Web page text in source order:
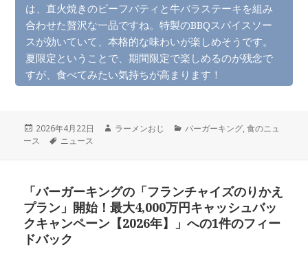
は、直火焼きのビーフパティと牛バラステーキを組み
合わせた贅沢な一品ですね。特製のBBQスパイスソー
スが効いていて、本格的な味わいが楽しめそうです。
夏限定ということで、期間限定で楽しめるのが残念で
すが、食べてみたい気持ちが高まります！
投
稿
2026年4月22日
作
ラーメンおじ
カ
バーガーキング,食のニュ
ース
タ
ニュース
「バーガーキングの「フランチャイズのりかえ
プラン」開始！最大4,000万円キャッシュバッ
クキャンペーン【2026年】」への1件のフィー
ドバック